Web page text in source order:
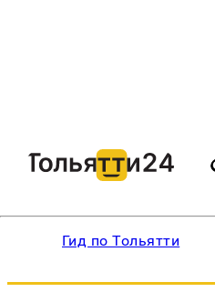
Гид по Тольятти